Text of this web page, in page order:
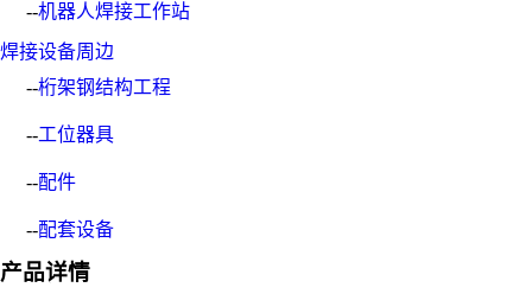
--机器人焊接工作站
焊接设备周边
--桁架钢结构工程
--工位器具
--配件
--配套设备
产品详情